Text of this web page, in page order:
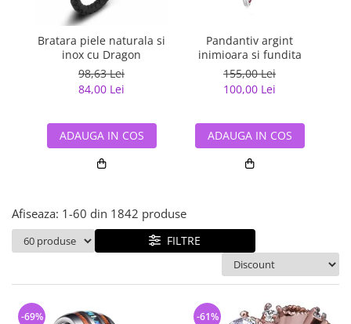
semipretioase
Bijuterii argint placat cu aur
Bijuterii argint cu diverse
Bijuterii de Lux
Bijuterii gotice si rock
Bijuterii Handmade
Bijuterii fantezie
Bijuterii tungsten
Solutii si lavete de curatare
bijuterii argint
Bratara piele naturala si
inox cu Dragon
98,63 Lei
84,00 Lei
ADAUGA IN COS
Pandantiv argint
inimioara si fundita
155,00 Lei
100,00 Lei
ADAUGA IN COS
Afiseaza: 1-60 din 1842 produse
FILTRE
-69% -61%